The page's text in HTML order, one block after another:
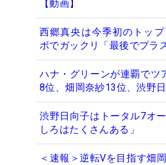
【動画】
西郷真央は今季初のトッ
ボでガックリ「最後でプラ
ハナ・グリーンが連覇で
8位、畑岡奈紗13位、渋野
渋野日向子はトータル7オ
しろはたくさんある」
＜速報＞逆転Vを目指す畑